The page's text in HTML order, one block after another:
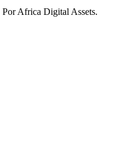
Por Africa Digital Assets.